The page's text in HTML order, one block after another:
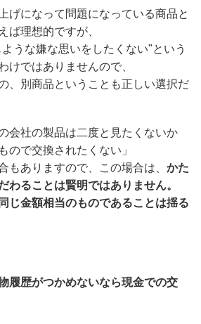
げになって問題になっている商品と
ば理想的ですが、
うな嫌な思いをしたくない"という
けではありませんので、
、別商品ということも正しい選択だ
会社の製品は二度と見たくないか
ので交換されたくない」
もありますので、この場合は、 かた
わることは賢明ではありません。
じ金額相当のものであることは揺る
履歴がつかめないなら現金での交